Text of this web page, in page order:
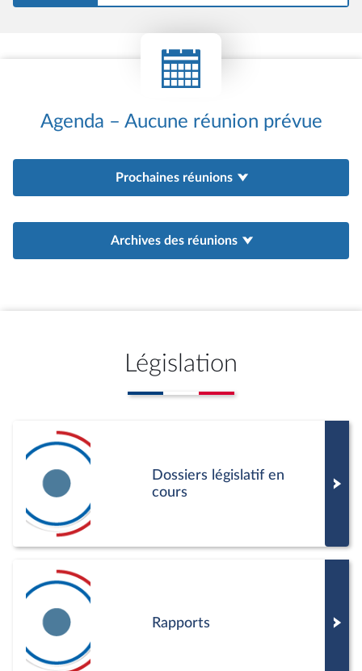
Agenda – Aucune réunion prévue
Prochaines réunions
Archives des réunions
Législation
Dossiers législatif en
cours
Rapports